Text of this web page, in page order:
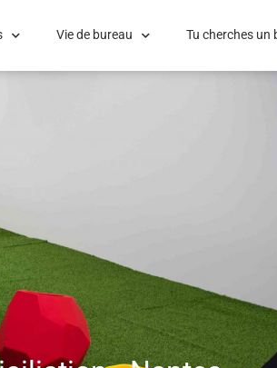
Vie de bureau Tu cherches un